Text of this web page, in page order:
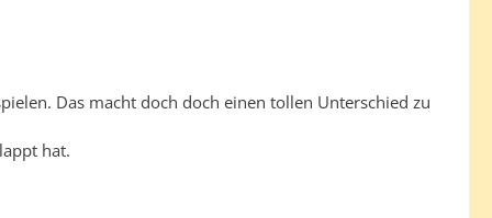
Das macht doch doch einen tollen Unterschied zu
hat.